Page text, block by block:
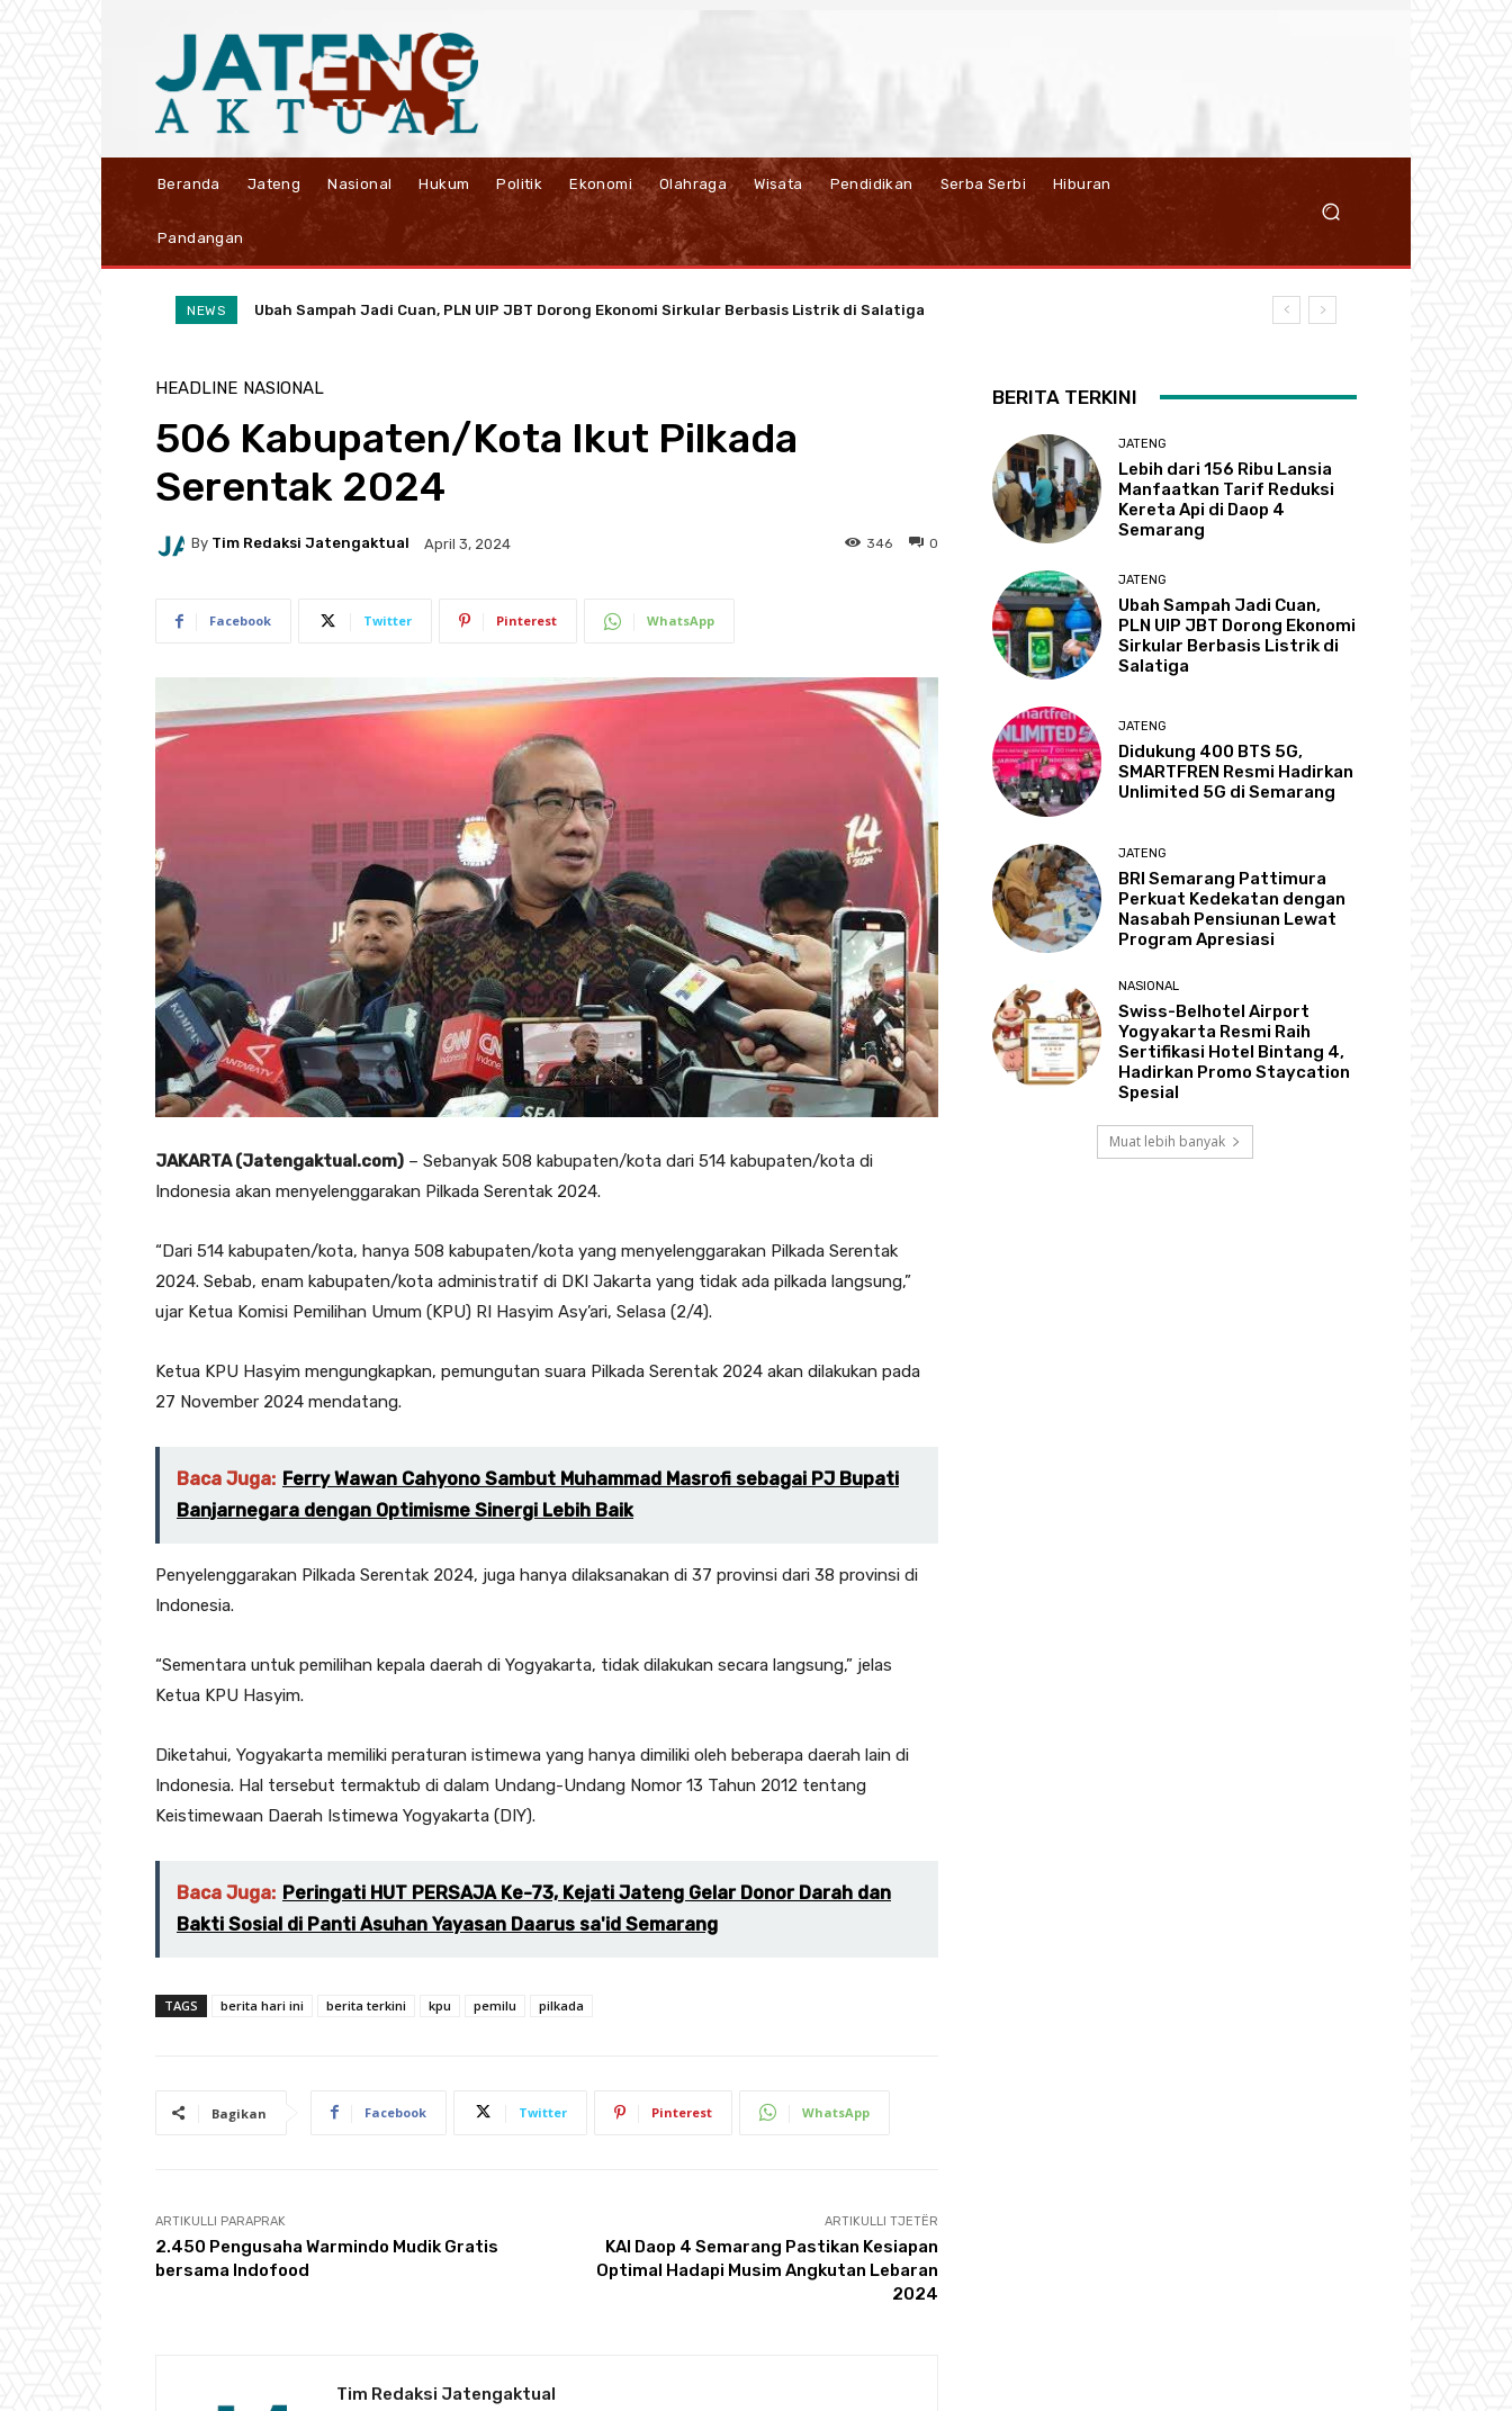
Beranda Jateng Nasional Hukum Politik Ekonomi Olahraga Wisata Pendidikan Serba Serbi Hiburan
Pandangan
NEWS Ubah Sampah Jadi Cuan, PLN UIP JBT Dorong Ekonomi Sirkular Berbasis Listrik di Salatiga
HEADLINE NASIONAL
506 Kabupaten/Kota Ikut Pilkada
Serentak 2024
By Tim Redaksi Jatengaktual April 3, 2024 0
346
Facebook Twitter Pinterest WhatsApp
JAKARTA (Jatengaktual.com) – Sebanyak 508 kabupaten/kota dari 514 kabupaten/kota di
Indonesia akan menyelenggarakan Pilkada Serentak 2024.
“Dari 514 kabupaten/kota, hanya 508 kabupaten/kota yang menyelenggarakan Pilkada Serentak
2024. Sebab, enam kabupaten/kota administratif di DKI Jakarta yang tidak ada pilkada langsung,”
ujar Ketua Komisi Pemilihan Umum (KPU) RI Hasyim Asy’ari, Selasa (2/4).
Ketua KPU Hasyim mengungkapkan, pemungutan suara Pilkada Serentak 2024 akan dilakukan pada
27 November 2024 mendatang.
Baca Juga: Ferry Wawan Cahyono Sambut Muhammad Masrofi sebagai PJ Bupati
Banjarnegara dengan Optimisme Sinergi Lebih Baik
Penyelenggarakan Pilkada Serentak 2024, juga hanya dilaksanakan di 37 provinsi dari 38 provinsi di
Indonesia.
“Sementara untuk pemilihan kepala daerah di Yogyakarta, tidak dilakukan secara langsung,” jelas
Ketua KPU Hasyim.
Diketahui, Yogyakarta memiliki peraturan istimewa yang hanya dimiliki oleh beberapa daerah lain di
Indonesia. Hal tersebut termaktub di dalam Undang-Undang Nomor 13 Tahun 2012 tentang
Keistimewaan Daerah Istimewa Yogyakarta (DIY).
Baca Juga: Peringati HUT PERSAJA Ke-73, Kejati Jateng Gelar Donor Darah dan
Bakti Sosial di Panti Asuhan Yayasan Daarus sa'id Semarang
TAGS berita hari ini berita terkini kpu pemilu pilkada
Bagikan Facebook Twitter Pinterest WhatsApp
ARTIKULLI PARAPRAK
2.450 Pengusaha Warmindo Mudik Gratis
bersama Indofood
ARTIKULLI TJETËR
KAI Daop 4 Semarang Pastikan Kesiapan
Optimal Hadapi Musim Angkutan Lebaran
2024
Tim Redaksi Jatengaktual
BERITA TERKINI
JATENG
Lebih dari 156 Ribu Lansia
Manfaatkan Tarif Reduksi
Kereta Api di Daop 4
Semarang
JATENG
Ubah Sampah Jadi Cuan,
PLN UIP JBT Dorong Ekonomi
Sirkular Berbasis Listrik di
Salatiga
JATENG
Didukung 400 BTS 5G,
SMARTFREN Resmi Hadirkan
Unlimited 5G di Semarang
JATENG
BRI Semarang Pattimura
Perkuat Kedekatan dengan
Nasabah Pensiunan Lewat
Program Apresiasi
NASIONAL
Swiss-Belhotel Airport
Yogyakarta Resmi Raih
Sertifikasi Hotel Bintang 4,
Hadirkan Promo Staycation
Spesial
Muat lebih banyak